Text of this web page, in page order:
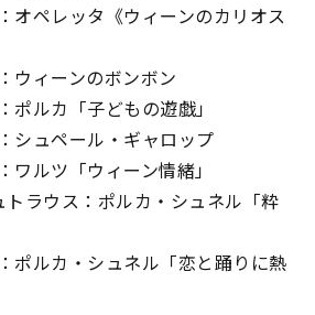
オペレッタ《ウィーンのカリオス
ウィーンのボンボン
ポルカ「子どもの遊戯」
シュペール・ギャロップ
ワルツ「ウィーン情緒」
ラウス：ポルカ・シュネル「粋
ポルカ・シュネル「恋と踊りに熱